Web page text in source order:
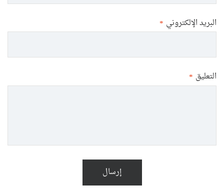
البريد الإلكتروني *
التعليق *
إرسال